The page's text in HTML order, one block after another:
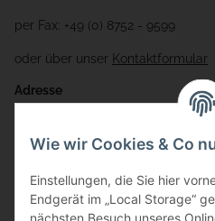
per Fax: +49 (0) 8752 - 9599
oder über unser Kontaktformular
Adresse
Gewerbering 17
84072 Au i.d. Hallertau
Wie wir Cookies & Co
Einstellungen, die Sie hier
Endgerät im „Local Storage“